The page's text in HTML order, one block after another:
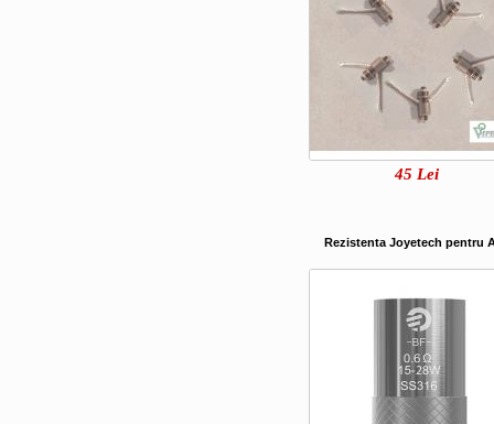
45 Lei
Rezistenta Joyetech pentru